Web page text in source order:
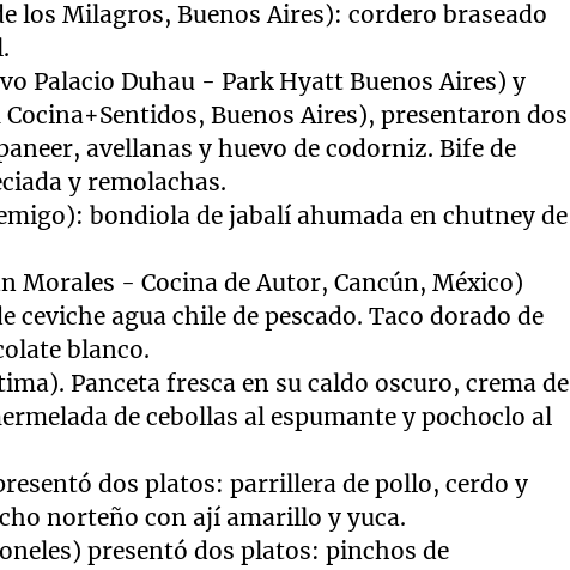
los Milagros, Buenos Aires): cordero braseado
Palacio Duhau - Park Hyatt Buenos Aires) y
Buenos Aires), presentaron dos
avellanas y huevo de codorniz. Bife de
y remolachas.
bondiola de jabalí ahumada en chutney de
Morales - Cocina de Autor, Cancún, México)
ceviche agua chile de pescado. Taco dorado de
blanco.
Panceta fresca en su caldo oscuro, crema de
de cebollas al espumante y pochoclo al
dos platos: parrillera de pollo, cerdo y
norteño con ají amarillo y yuca.
presentó dos platos: pinchos de